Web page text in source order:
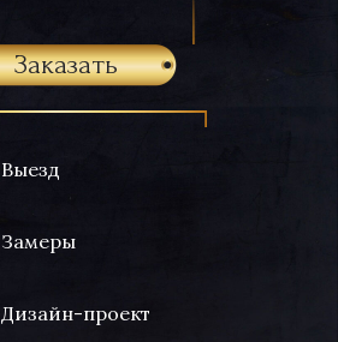
Выезд
Замеры
Дизайн-проект
Заказать